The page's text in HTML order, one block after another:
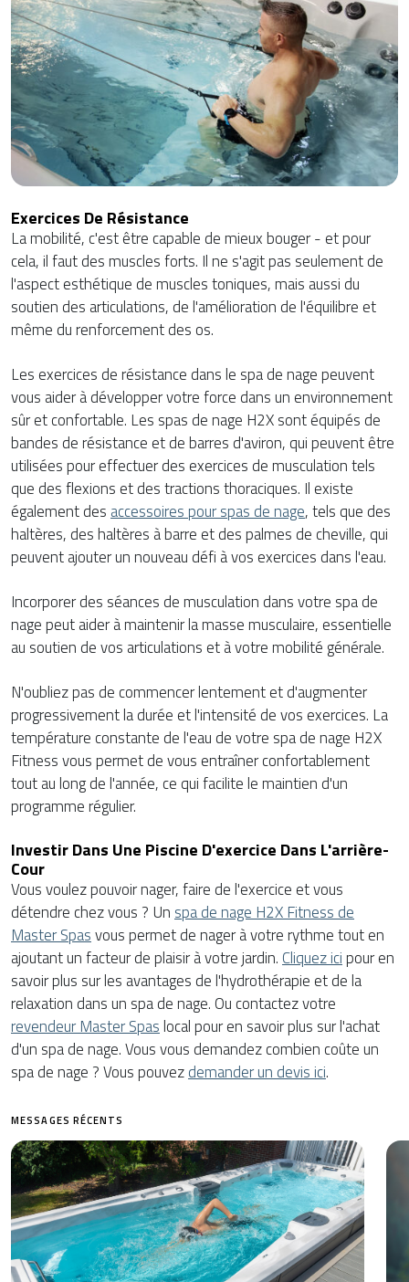
Exercices De Résistance
La mobilité, c'est être capable de mieux bouger - et pour
cela, il faut des muscles forts. Il ne s'agit pas seulement de
l'aspect esthétique de muscles toniques, mais aussi du
soutien des articulations, de l'amélioration de l'équilibre et
même du renforcement des os.
Les exercices de résistance dans le spa de nage peuvent
vous aider à développer votre force dans un environnement
sûr et confortable. Les spas de nage H2X sont équipés de
bandes de résistance et de barres d'aviron, qui peuvent être
utilisées pour effectuer des exercices de musculation tels
que des flexions et des tractions thoraciques. Il existe
également des accessoires pour spas de nage, tels que des
haltères, des haltères à barre et des palmes de cheville, qui
peuvent ajouter un nouveau défi à vos exercices dans l'eau.
Incorporer des séances de musculation dans votre spa de
nage peut aider à maintenir la masse musculaire, essentielle
au soutien de vos articulations et à votre mobilité générale.
N'oubliez pas de commencer lentement et d'augmenter
progressivement la durée et l'intensité de vos exercices. La
température constante de l'eau de votre spa de nage H2X
Fitness vous permet de vous entraîner confortablement
tout au long de l'année, ce qui facilite le maintien d'un
programme régulier.
Investir Dans Une Piscine D'exercice Dans L'arrière-
Cour
Vous voulez pouvoir nager, faire de l'exercice et vous
détendre chez vous ? Un spa de nage H2X Fitness de
Master Spasvous permet de nager à votre rythme tout en
ajoutant un facteur de plaisir à votre jardin. Cliquez icipour en
savoir plus sur les avantages de l'hydrothérapie et de la
relaxation dans un spa de nage. Ou contactez votre
revendeur Master Spaslocal pour en savoir plus sur l'achat
d'un spa de nage. Vous vous demandez combien coûte un
spa de nage ? Vous pouvezdemander un devis ici.
MESSAGES RÉCENTS